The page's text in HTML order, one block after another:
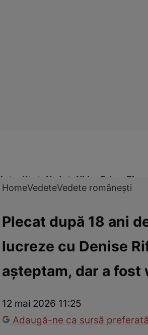
Actualitate Vedete Video Prime Time
Vedete româneștiInterviurile
HomeVedeteVedete românești
Plecat după 18 ani
lucreze cu Denise
așteptam, dar a fost
12 mai 2026 11:25
Adaugă-ne ca sursă